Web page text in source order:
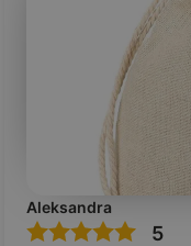
Aleksandra
5